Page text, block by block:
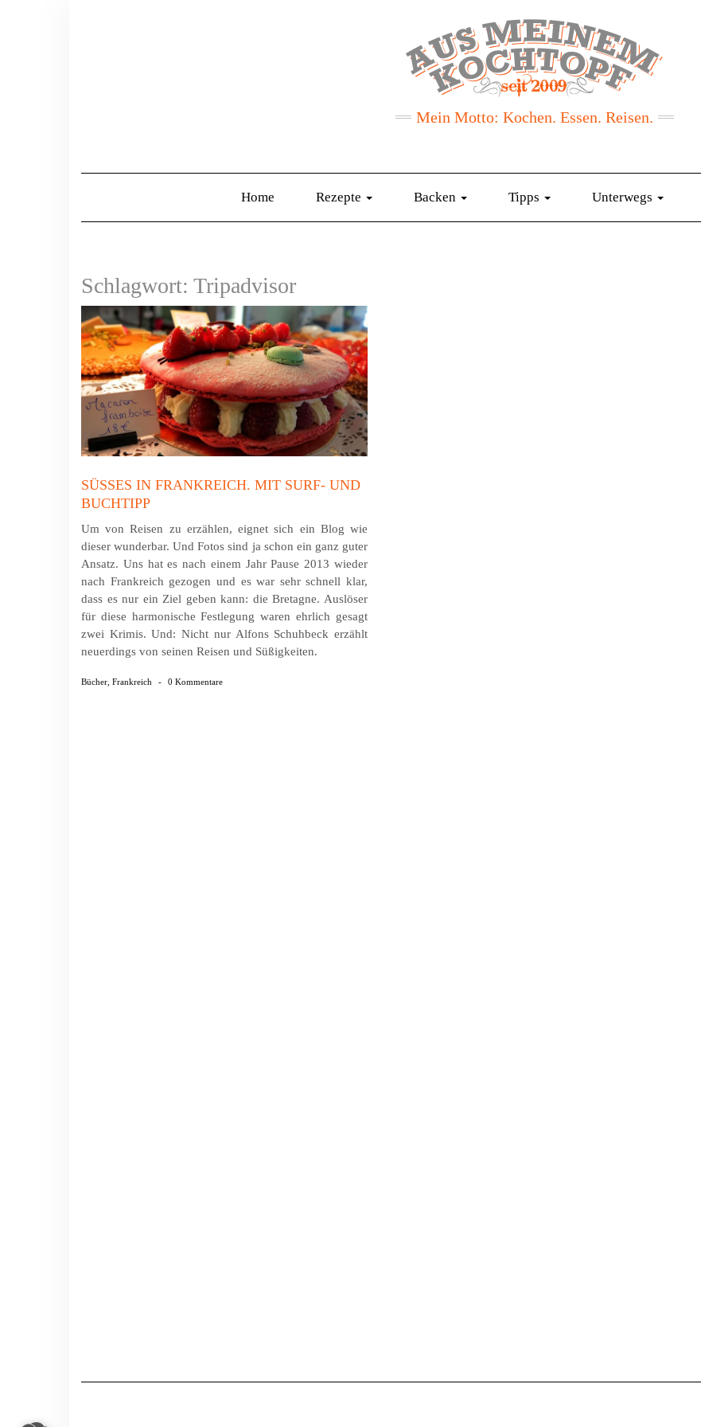
Mein Motto: Kochen. Essen. Reisen.
Home Rezepte Backen Tipps Unterwegs
Schlagwort: Tripadvisor
SÜSSES IN FRANKREICH. MIT SURF- UND B
UCHTIPP
Um von Reisen zu erzählen, eignet sich ein Blog wie
dieser wunderbar. Und Fotos sind ja schon ein ganz guter
Ansatz. Uns hat es nach einem Jahr Pause 2013 wieder
nach Frankreich gezogen und es war sehr schnell klar,
dass es nur ein Ziel geben kann: die Bretagne. Auslöser
für diese harmonische Festlegung waren ehrlich gesagt
zwei Krimis. Und: Nicht nur Alfons Schuhbeck erzählt
neuerdings von seinen Reisen und Süßigkeiten.
Bücher, Frankreich - 0 Kommentare